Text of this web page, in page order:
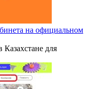
на официальном
для